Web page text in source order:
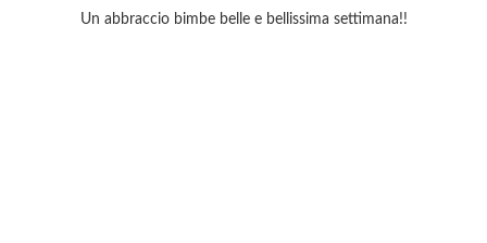
Un abbraccio bimbe belle e bellissima settimana!!